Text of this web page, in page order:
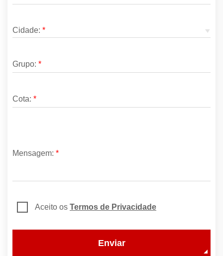
Cidade: *
Grupo: *
Cota: *
Mensagem: *
Aceito os Termos de Privacidade
Enviar